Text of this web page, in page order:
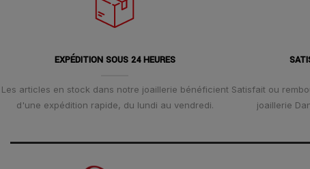
EXPÉDITION SOUS 24 HEURES
Les articles en stock dans notre joaillerie bénéficient
d'une expédition rapide, du lundi au vendredi.
Satisfait ou
joaillerie